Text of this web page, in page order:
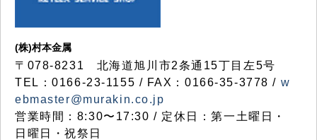
(株)村本金属
〒078-8231 北海道旭川市2条通15丁目左5号
TEL：0166-23-1155 / FAX：0166-35-3778 / w
ebmaster@murakin.co.jp
営業時間：8:30〜17:30 / 定休日：第一土曜日・
日曜日・祝祭日